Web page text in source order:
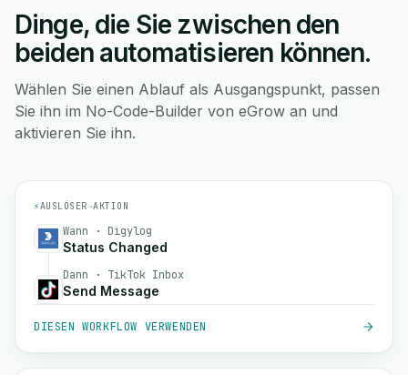
Dinge, die Sie zwischen den
beiden automatisieren können.
Wählen Sie einen Ablauf als Ausgangspunkt, passen
Sie ihn im No-Code-Builder von eGrow an und
aktivieren Sie ihn.
⚡AUSLÖSER→AKTION
Wann · Digylog
Status Changed
Dann · TikTok Inbox
Send Message
DIESEN WORKFLOW VERWENDEN